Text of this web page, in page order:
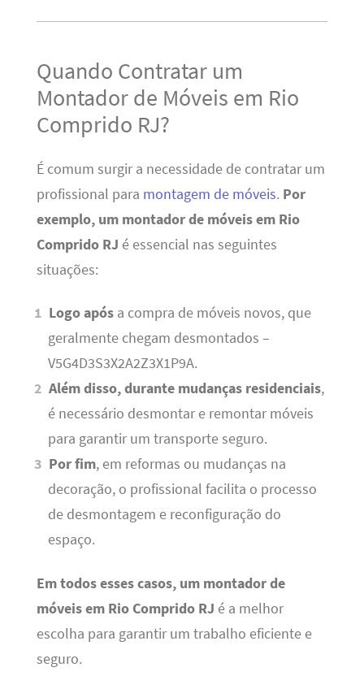
Quando Contratar um
Montador de Móveis em Rio
Comprido RJ?
É comum surgir a necessidade de contratar um
profissional para montagem de móveis. Por
exemplo, um montador de móveis em Rio
Comprido RJ é essencial nas seguintes
situações:
Logo após a compra de móveis novos, que
geralmente chegam desmontados –
V5G4D3S3X2A2Z3X1P9A.
Além disso, durante mudanças residenciais,
é necessário desmontar e remontar móveis
para garantir um transporte seguro.
Por fim, em reformas ou mudanças na
decoração, o profissional facilita o processo
de desmontagem e reconfiguração do
espaço.
Em todos esses casos, um montador de
móveis em Rio Comprido RJ é a melhor
escolha para garantir um trabalho eficiente e
seguro.